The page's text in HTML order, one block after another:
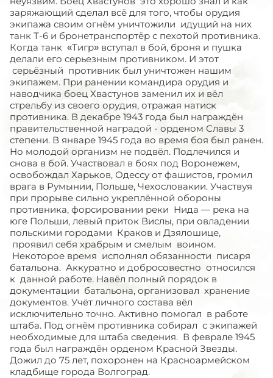
заряжающий сделал всё для того, чтобы орудия
экипажа своим огнём уничтожили идущий на них
танк Т-6 и бронетранспортёр с пехотой противника.
Когда танк «Тигр» вступал в бой, броня и пушка
делали его серьезным противником. И этот
серьёзный противник был уничтожен нашим
экипажем. При ранении командира орудия и
наводчика боец Хвастунов заменил их и вёл
стрельбу из своего орудия, отражая натиск
противника. В декабре 1943 года был награждён
правительственной наградой - орденом Славы 3
степени. В январе 1945 года во время боя был ранен.
Но молодой организм не подвёл. Подлечился и
снова в бой. Участвовал в боях под Воронежем,
освобождал Харьков, Одессу от фашистов, громил
врага в Румынии, Польше, Чехословакии. Участвуя
при прорыве сильно укреплённой обороны
противника, форсировании реки Нида — река на
юге Польши, левый приток Вислы, при овладении
польскими городами Краков и Дзялошице,
проявил себя храбрым и смелым воином.
Некоторое время исполнял обязанности писаря
батальона. Аккуратно и добросовестно относился
к данной работе. Навёл полный порядок в
документации батальона, организовал хранение
документов. Учёт личного состава вёл
исключительно точно. Активно помогал в работе
штаба. Под огнём противника собирал с экипажей
необходимые для штаба сведения. В феврале 1945
года был награждён орденом Красной Звезды.
Дожил до 75 лет, похоронен на Красноармейском
кладбище города Волгоград.